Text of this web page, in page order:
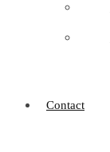
Contact